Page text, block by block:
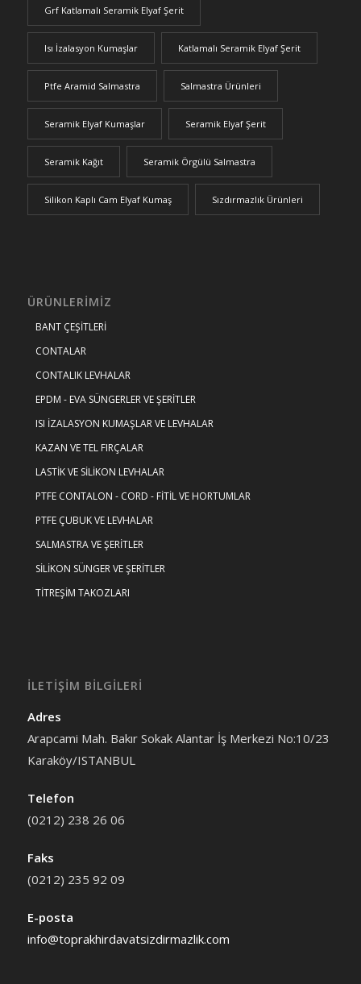
Grf Katlamalı Seramik Elyaf Şerit
Isı İzalasyon Kumaşlar Katlamalı Seramik Elyaf Şerit
Ptfe Aramid Salmastra Salmastra Ürünleri
Seramik Elyaf Kumaşlar Seramik Elyaf Şerit
Seramik Kağıt Seramik Örgülü Salmastra
Silikon Kaplı Cam Elyaf Kumaş Sızdırmazlık Ürünleri
ÜRÜNLERIMIZ
BANT ÇEŞİTLERİ
CONTALAR
CONTALIK LEVHALAR
EPDM - EVA SÜNGERLER VE ŞERİTLER
ISI İZALASYON KUMAŞLAR VE LEVHALAR
KAZAN VE TEL FIRÇALAR
LASTİK VE SİLİKON LEVHALAR
PTFE CONTALON - CORD - FİTİL VE HORTUMLAR
PTFE ÇUBUK VE LEVHALAR
SALMASTRA VE ŞERİTLER
SİLİKON SÜNGER VE ŞERİTLER
TİTREŞİM TAKOZLARI
İLETİŞİM BİLGİLERİ
Adres
Arapcami Mah. Bakır Sokak Alantar İş Merkezi No:10/23
Karaköy/ISTANBUL
Telefon
(0212) 238 26 06
Faks
(0212) 235 92 09
E-posta
info@toprakhirdavatsizdirmazlik.com